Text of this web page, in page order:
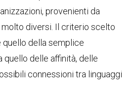
provenienti da
diversi. Il criterio scelto
quello della semplice
quello delle affinità, delle
connessioni tra linguaggi